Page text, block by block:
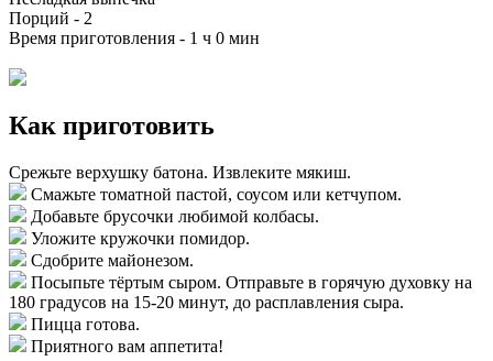
Порций - 2
Время приготовления - 1 ч 0 мин
Как приготовить
Срежьте верхушку батона. Извлеките мякиш.
Смажьте томатной пастой, соусом или кетчупом.
Добавьте брусочки любимой колбасы.
Уложите кружочки помидор.
Сдобрите майонезом.
Посыпьте тёртым сыром. Отправьте в горячую духовку на
180 градусов на 15-20 минут, до расплавления сыра.
Пицца готова.
Приятного вам аппетита!